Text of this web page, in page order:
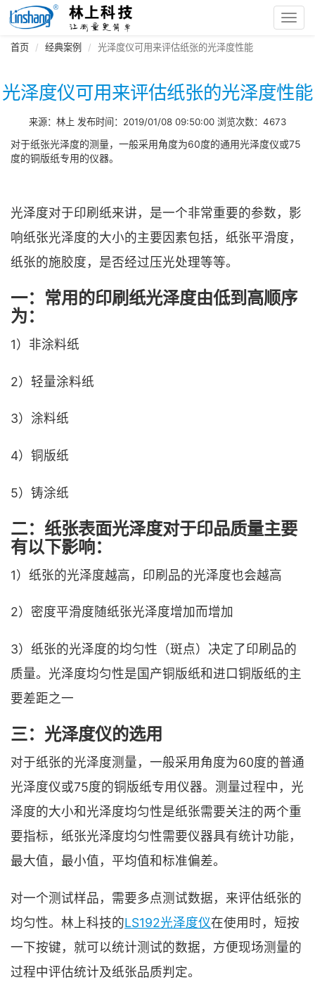
首页 经典案例 光泽度仪可用来评估纸张的光泽度性能
光泽度仪可用来评估纸张的光泽度性能
来源：林上 发布时间：2019/01/08 09:50:00 浏览次数：4673
对于纸张光泽度的测量，一般采用角度为60度的通用光泽度仪或75
度的铜版纸专用的仪器。
光泽度对于印刷纸来讲，是一个非常重要的参数，影
响纸张光泽度的大小的主要因素包括，纸张平滑度，
纸张的施胶度，是否经过压光处理等等。
一：常用的印刷纸光泽度由低到高顺序
为：
1）非涂料纸
2）轻量涂料纸
3）涂料纸
4）铜版纸
5）铸涂纸
二：纸张表面光泽度对于印品质量主要
有以下影响：
1）纸张的光泽度越高，印刷品的光泽度也会越高
2）密度平滑度随纸张光泽度增加而增加
3）纸张的光泽度的均匀性（斑点）决定了印刷品的
质量。光泽度均匀性是国产铜版纸和进口铜版纸的主
要差距之一
三：光泽度仪的选用
对于纸张的光泽度测量，一般采用角度为60度的普通
光泽度仪或75度的铜版纸专用仪器。测量过程中，光
泽度的大小和光泽度均匀性是纸张需要关注的两个重
要指标，纸张光泽度均匀性需要仪器具有统计功能，
最大值，最小值，平均值和标准偏差。
对一个测试样品，需要多点测试数据，来评估纸张的
均匀性。林上科技的LS192光泽度仪在使用时，短按
一下按键，就可以统计测试的数据，方便现场测量的
过程中评估统计及纸张品质判定。